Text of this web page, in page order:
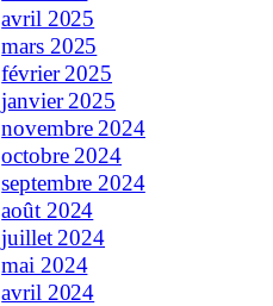
avril 2025
mars 2025
février 2025
janvier 2025
novembre 2024
octobre 2024
septembre 2024
août 2024
juillet 2024
mai 2024
avril 2024